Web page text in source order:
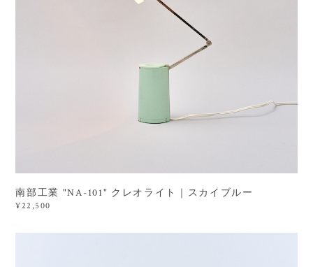
南部工業 "NA-101" クレオライト｜スカイブルー
¥22,500